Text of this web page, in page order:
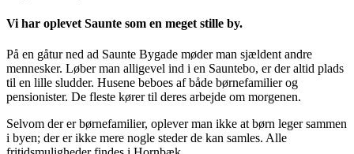
Vi har oplevet Saunte som en meget stille by.
På en gåtur ned ad Saunte Bygade møder man sjældent andre
mennesker. Løber man alligevel ind i en Sauntebo, er der altid plads
til en lille sludder. Husene beboes af både børnefamilier og
pensionister. De fleste kører til deres arbejde om morgenen.
Selvom der er børnefamilier, oplever man ikke at børn leger sammen
i byen; der er ikke mere nogle steder de kan samles. Alle